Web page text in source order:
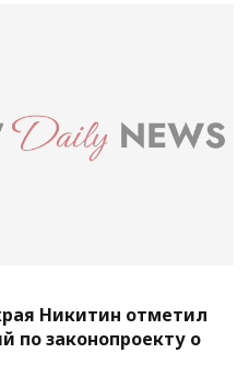
Никитин отметил
по законопроекту о